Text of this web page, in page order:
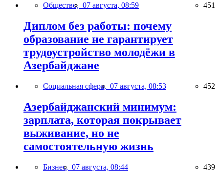
Общество, 07 августа, 08:59 451
Диплом без работы: почему
образование не гарантирует
трудоустройство молодёжи в
Азербайджане
Социальная сфера, 07 августа, 08:53 452
Азербайджанский минимум:
зарплата, которая покрывает
выживание, но не
самостоятельную жизнь
Бизнес, 07 августа, 08:44 439